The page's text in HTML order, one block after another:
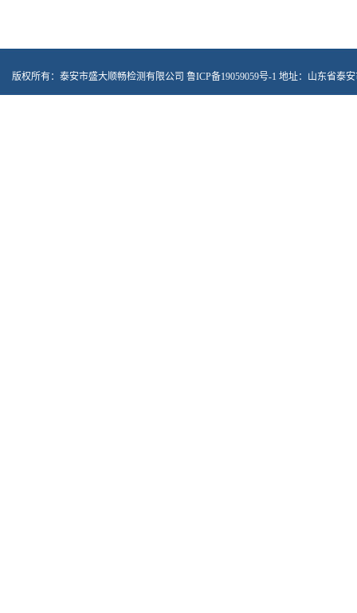
版权所有：泰安市盛大顺畅检测有限公司 鲁ICP备19059059号-1 地址：山东省泰